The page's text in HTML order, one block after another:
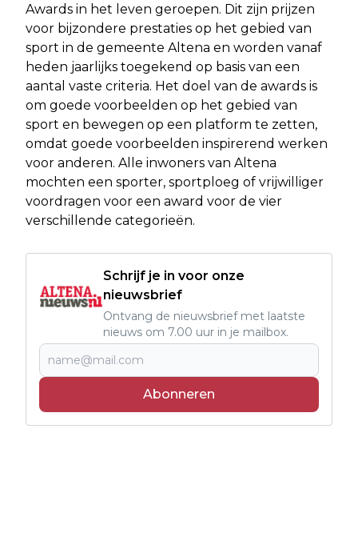
Awards in het leven geroepen. Dit zijn prijzen
voor bijzondere prestaties op het gebied van
sport in de gemeente Altena en worden vanaf
heden jaarlijks toegekend op basis van een
aantal vaste criteria. Het doel van de awards is
om goede voorbeelden op het gebied van
sport en bewegen op een platform te zetten,
omdat goede voorbeelden inspirerend werken
voor anderen. Alle inwoners van Altena
mochten een sporter, sportploeg of vrijwilliger
voordragen voor een award voor de vier
verschillende categorieën.
Schrijf je in voor onze
nieuwsbrief
Ontvang de nieuwsbrief met laatste
nieuws om 7.00 uur in je mailbox.
Abonneren